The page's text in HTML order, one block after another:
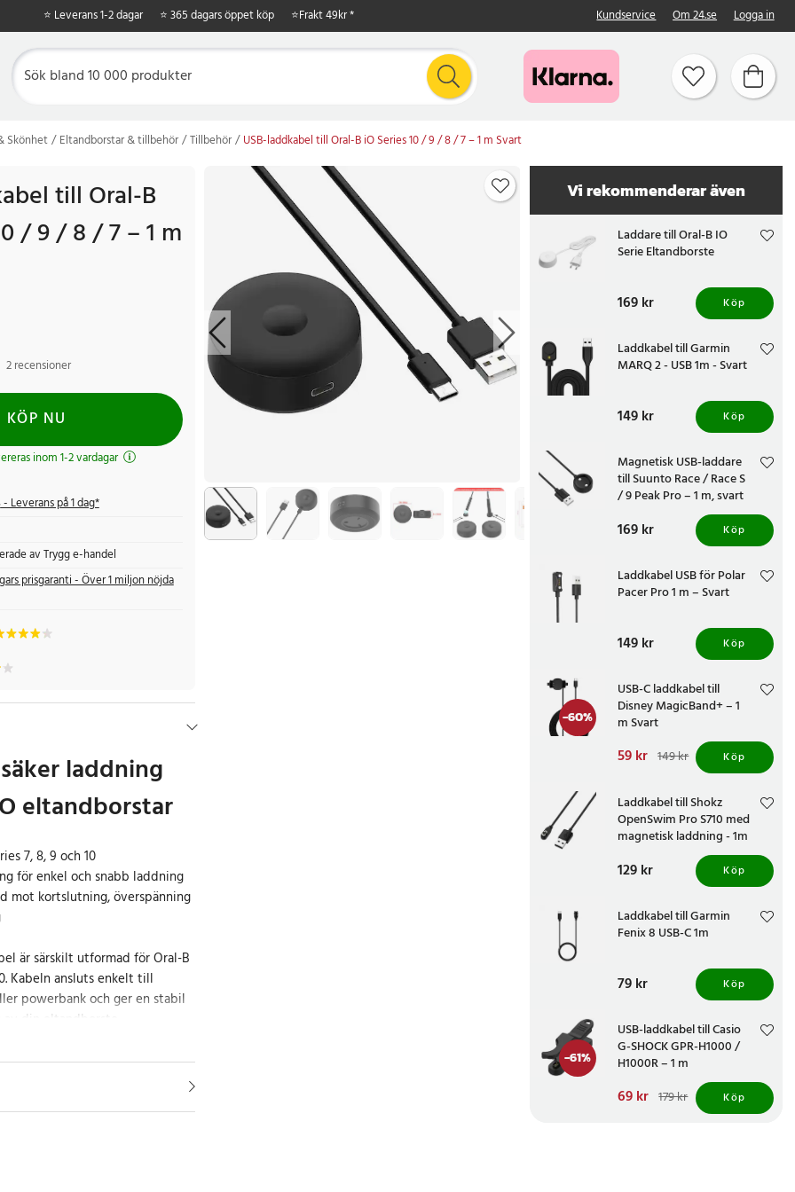
⭐ Leverans 1-2 dagar ⭐ 365 dagars öppet köp ⭐Frakt 49kr * Kundservice Om 24.se Logga in
Skönhet Eltandborstar & tillbehör Tillbehör USB-laddkabel till Oral-B iO Series 10 / 9 / 8 / 7 – 1 m Svart
till Oral-B
/ 9 / 8 / 7 – 1 m
2 recensioner
KÖP NU
inom 1-2 vardagar
- Leverans på 1 dag*
av Trygg e-handel
prisgaranti - Över 1 miljon nöjda
laddning
eltandborstar
7, 8, 9 och 10
för enkel och snabb laddning
mot kortslutning, överspänning
är särskilt utformad för Oral-B
Kabeln ansluts enkelt till
powerbank och ger en stabil
din eltandborste.
gör laddningen smidig
Vi rekommenderar även
Laddare till Oral-B IO
Serie Eltandborste
Pris :169 kr
169 kr Köp
Laddkabel till Garmin
MARQ 2 - USB 1m - Svart
Pris :149 kr
149 kr Köp
Magnetisk USB-laddare
till Suunto Race / Race S
/ 9 Peak Pro – 1 m, svart
Pris :169 kr
169 kr Köp
Laddkabel USB för Polar
Pacer Pro 1 m – Svart
Pris :149 kr
149 kr Köp
-60%
USB-C laddkabel till
Disney MagicBand+ – 1
m Svart
Nuvarande pris
Tidigare pris 149 kr
59 kr 149 kr Köp
Laddkabel till Shokz
OpenSwim Pro S710 med
magnetisk laddning - 1m
Pris :129 kr
129 kr Köp
Laddkabel till Garmin
Fenix 8 USB-C 1m
Pris:79 kr
79 kr Köp
-61%
USB-laddkabel till Casio
G-SHOCK GPR-H1000 /
H1000R – 1 m
Nuvarande pris
Tidigare pris 179 kr
69 kr 179 kr Köp